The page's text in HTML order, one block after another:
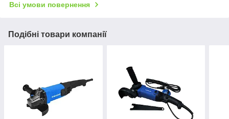
Всі умови повернення
Подібні товари компанії